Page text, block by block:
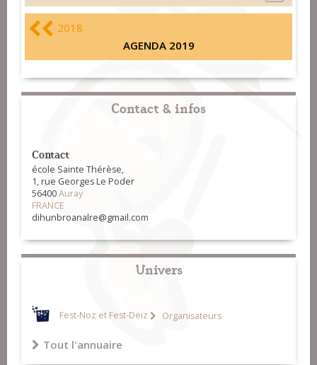
2018
AGENDA 2019
Contact & infos
Contact
école Sainte Thérèse,
1, rue Georges Le Poder
56400Auray
FRANCE
dihunbroanalre@gmail.com
Univers
Fest-Noz et Fest-Deiz Organisateurs
Tout l'annuaire